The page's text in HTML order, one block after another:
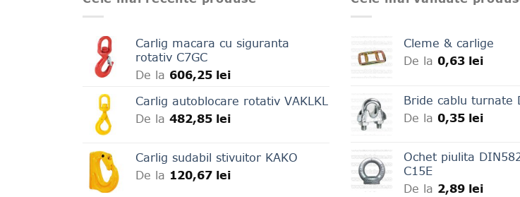
Carlig macara cu siguranta
rotativ C7GC
De la 606,25 lei
Carlig autoblocare rotativ VAKLKL
De la 482,85 lei
Carlig sudabil stivuitor KAKO
De la 120,67 lei
Cleme & carlige
De la 0,63 lei
Bride cablu turnate
De la 0,35 lei
Ochet piulita
C15E
De la 2,89 lei